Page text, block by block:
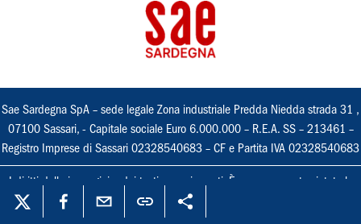
Sae Sardegna SpA – sede legale Zona industriale Predda Niedda strada 31 ,
07100 Sassari, - Capitale sociale Euro 6.000.000 – R.E.A. SS – 213461 –
Registro Imprese di Sassari 02328540683 – CF e Partita IVA 02328540683
I diritti delle immagini e dei testi sono riservati. È espressamente vietata la
loro riproduzione con qualsiasi mezzo e l'adattamento totale o parziale.